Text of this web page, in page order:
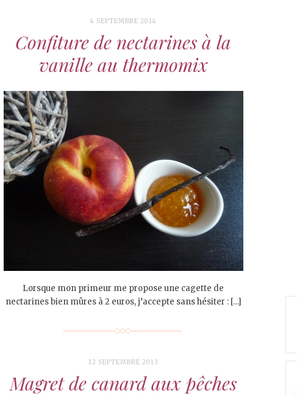
4 SEPTEMBRE 2014
Confiture de nectarines à la
vanille au thermomix
Lorsque mon primeur me propose une cagette de
nectarines bien mûres à 2 euros, j’accepte sans hésiter : […]
12 SEPTEMBRE 2013
Magret de canard aux pêches